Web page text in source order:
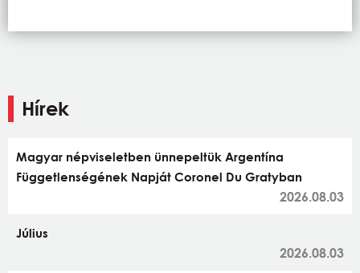
Hírek
Magyar népviseletben ünnepeltük Argentína
Függetlenségének Napját Coronel Du Gratyban
2026.08.03
Július
2026.08.03